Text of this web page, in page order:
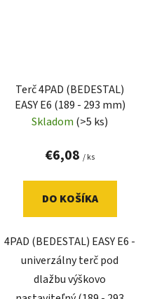
Terč 4PAD (BEDESTAL)
EASY E6 (189 - 293 mm)
Skladom (>5 ks)
€6,08 / ks
DO KOŠÍKA
4PAD (BEDESTAL) EASY E6 -
univerzálny terč pod
dlažbu výškovo